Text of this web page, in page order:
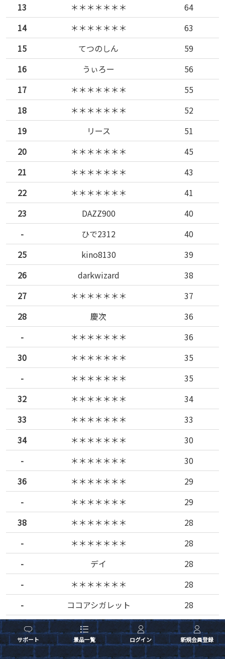
サポート 景品一覧 ログイン 新規会員登録
13
＊＊＊＊＊＊＊
64
14
＊＊＊＊＊＊＊
63
15
てつのしん
59
16
うぃろー
56
17
＊＊＊＊＊＊＊
55
18
＊＊＊＊＊＊＊
52
19
リース
51
20
＊＊＊＊＊＊＊
45
21
＊＊＊＊＊＊＊
43
22
＊＊＊＊＊＊＊
41
23
DAZZ900
40
-
ひで2312
40
25
kino8130
39
26
darkwizard
38
27
＊＊＊＊＊＊＊
37
28
慶次
36
-
＊＊＊＊＊＊＊
36
30
＊＊＊＊＊＊＊
35
-
＊＊＊＊＊＊＊
35
32
＊＊＊＊＊＊＊
34
33
＊＊＊＊＊＊＊
33
34
＊＊＊＊＊＊＊
30
-
＊＊＊＊＊＊＊
30
36
＊＊＊＊＊＊＊
29
-
＊＊＊＊＊＊＊
29
38
＊＊＊＊＊＊＊
28
-
＊＊＊＊＊＊＊
28
-
デイ
28
-
＊＊＊＊＊＊＊
28
-
ココアシガレット
28
43
＊＊＊＊＊＊＊
27
-
白雪 27